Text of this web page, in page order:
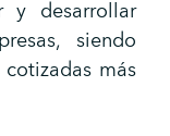
y desarrollar
siendo
más